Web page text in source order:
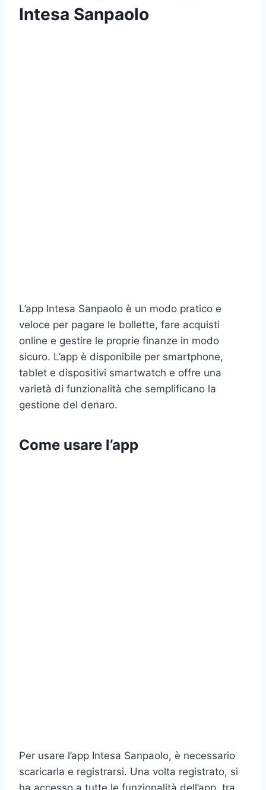
Intesa Sanpaolo
L’app Intesa Sanpaolo è un modo pratico e
veloce per pagare le bollette, fare acquisti
online e gestire le proprie finanze in modo
sicuro. L’app è disponibile per smartphone,
tablet e dispositivi smartwatch e offre una
varietà di funzionalità che semplificano la
gestione del denaro.
Come usare l’app
Per usare l’app Intesa Sanpaolo, è necessario
scaricarla e registrarsi. Una volta registrato, si
ha accesso a tutte le funzionalità dell’app, tra